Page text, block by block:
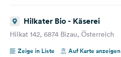
Hilkater Bio - Käserei
Hilkat 142, 6874 Bizau, Österreich
Zeige in Liste
Auf Karte anzeigen